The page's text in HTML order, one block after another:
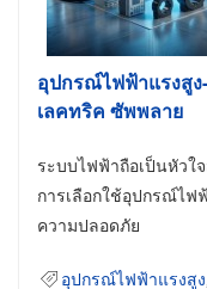
อุปกรณ์ไฟฟ้าแรงสูง
เลคทริค ซัพพลาย
ระบบไฟฟ้าถือเป็นหัวใ
การเลือกใช้อุปกรณ์ไ
ความปลอดภัย
อุปกรณ์ไฟฟ้าแรงสูง